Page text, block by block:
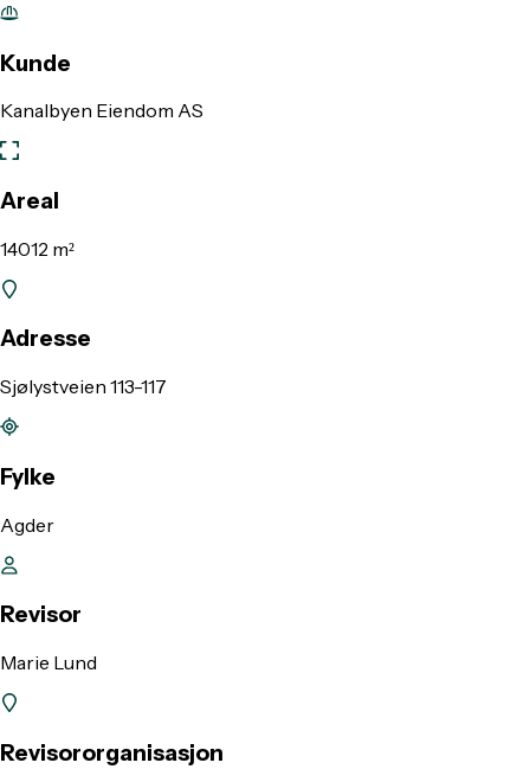
Kunde
Kanalbyen Eiendom AS
Areal
14012 m²
Adresse
Sjølystveien 113-117
Fylke
Agder
Revisor
Marie Lund
Revisororganisasjon